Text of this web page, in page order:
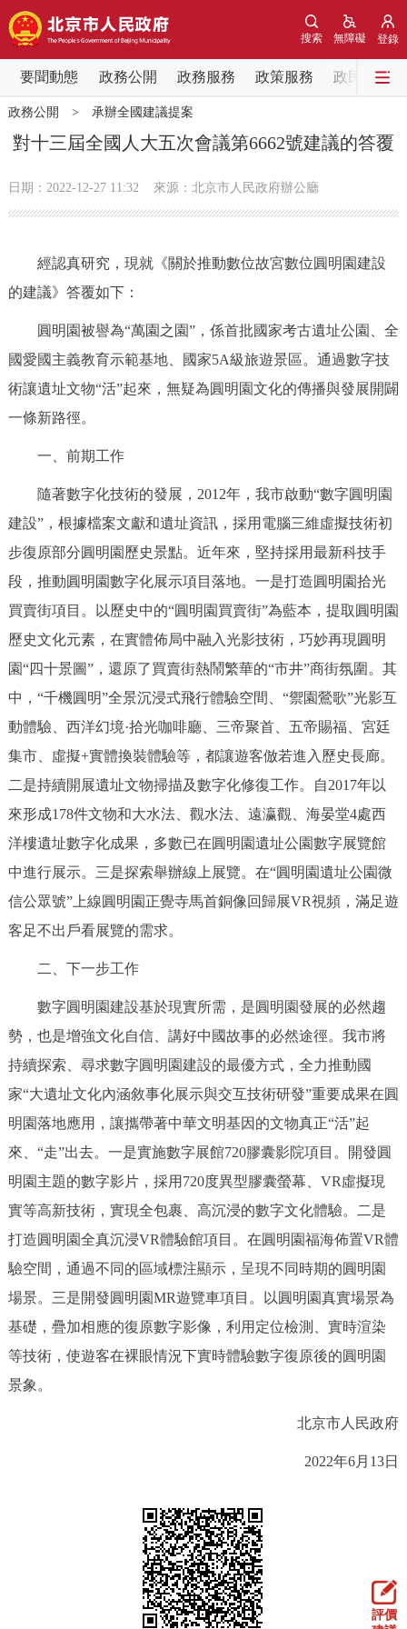
登錄
無障礙
搜索
要聞動態 政務公開 政務服務 政策服務 政民互動
要聞動態
黨中央精神 國務院資訊
政務公開
市領導 機構職能 政策服務
個人服務 法人服務 部門服務
便民服務 利企服務 投資項目
仲介服務 陽光政務
政民互動
12345網上接訴即辦 我要諮詢 我要建議
參與調查 線上訪談 圖説互動
走進北京
北京概況 十六區概覽 人文北京
綠色北京
多語種
ENGLISH 한국어 日本語
DEUTSCH FRANÇAIS РУССКИЙ ЯЗЫК
ESPAÑOL العربية PORTUGUÊS
ITALIANO
回到頂部
政務公開 > 承辦全國建議提案
對十三屆全國人大五次會議第6662號建議的答覆
日期：2022-12-27 11:32 來源：北京市人民政府辦公廳
經認真研究，現就《關於推動數位故宮數位圓明園建設
的建議》答覆如下：
圓明園被譽為“萬園之園”，係首批國家考古遺址公園、全
國愛國主義教育示範基地、國家5A級旅遊景區。通過數字技
術讓遺址文物“活”起來，無疑為圓明園文化的傳播與發展開闢
一條新路徑。
一、前期工作
隨著數字化技術的發展，2012年，我市啟動“數字圓明園
建設”，根據檔案文獻和遺址資訊，採用電腦三維虛擬技術初
步復原部分圓明園歷史景點。近年來，堅持採用最新科技手
段，推動圓明園數字化展示項目落地。一是打造圓明園拾光
買賣街項目。以歷史中的“圓明園買賣街”為藍本，提取圓明園
歷史文化元素，在實體佈局中融入光影技術，巧妙再現圓明
園“四十景圖”，還原了買賣街熱鬧繁華的“市井”商街氛圍。其
中，“千機圓明”全景沉浸式飛行體驗空間、“禦園鶯歌”光影互
動體驗、西洋幻境·拾光咖啡廳、三帝聚首、五帝賜福、宮廷
集市、虛擬+實體換裝體驗等，都讓遊客倣若進入歷史長廊。
二是持續開展遺址文物掃描及數字化修復工作。自2017年以
來形成178件文物和大水法、觀水法、遠瀛觀、海晏堂4處西
洋樓遺址數字化成果，多數已在圓明園遺址公園數字展覽館
中進行展示。三是探索舉辦線上展覽。在“圓明園遺址公園微
信公眾號”上線圓明園正覺寺馬首銅像回歸展VR視頻，滿足遊
客足不出戶看展覽的需求。
二、下一步工作
數字圓明園建設基於現實所需，是圓明園發展的必然趨
勢，也是增強文化自信、講好中國故事的必然途徑。我市將
持續探索、尋求數字圓明園建設的最優方式，全力推動國
家“大遺址文化內涵敘事化展示與交互技術研發”重要成果在圓
明園落地應用，讓攜帶著中華文明基因的文物真正“活”起
來、“走”出去。一是實施數字展館720膠囊影院項目。開發圓
明園主題的數字影片，採用720度異型膠囊螢幕、VR虛擬現
實等高新技術，實現全包裹、高沉浸的數字文化體驗。二是
打造圓明園全真沉浸VR體驗館項目。在圓明園福海佈置VR體
驗空間，通過不同的區域標注顯示，呈現不同時期的圓明園
場景。三是開發圓明園MR遊覽車項目。以圓明園真實場景為
基礎，疊加相應的復原數字影像，利用定位檢測、實時渲染
等技術，使遊客在裸眼情況下實時體驗數字復原後的圓明園
景象。
北京市人民政府
2022年6月13日
評價